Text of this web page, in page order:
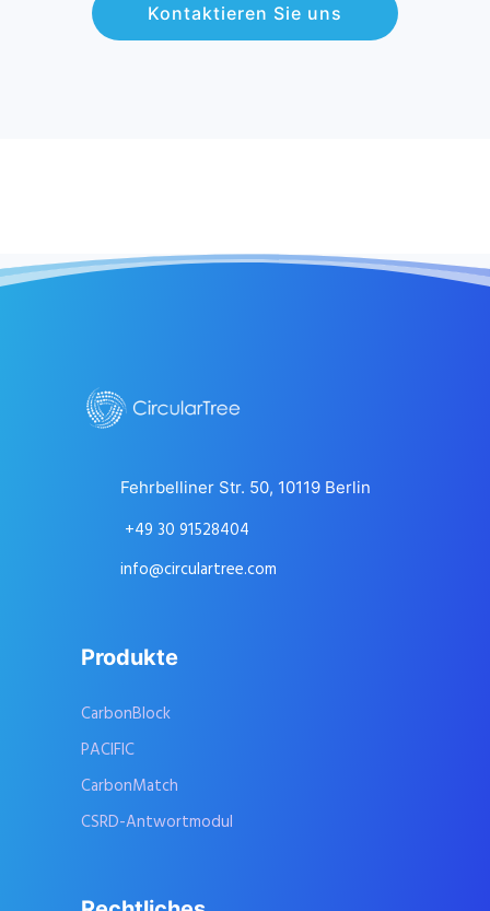
Kontaktieren Sie uns
Fehrbelliner Str. 50, 10119 Berlin
+49 30 91528404
info@circulartree.com
Produkte
CarbonBlock
PACIFIC
CarbonMatch
CSRD-Antwortmodul